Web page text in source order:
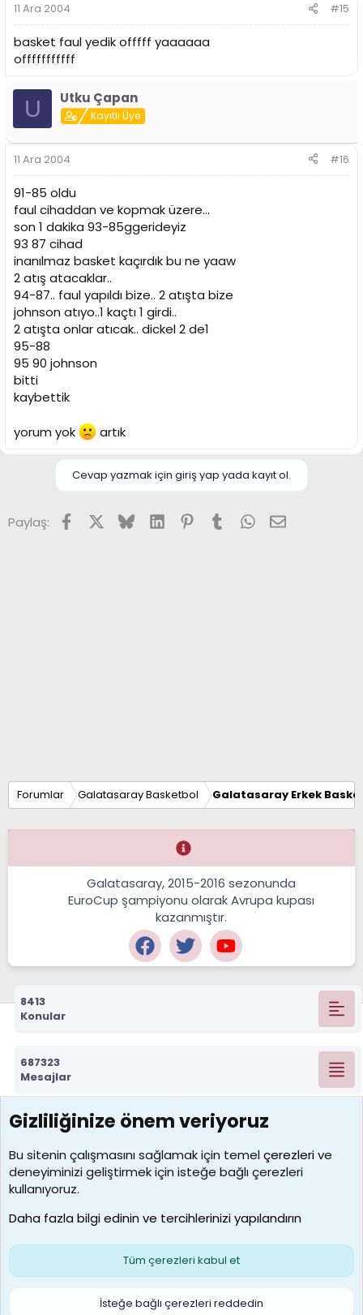
11 Ara 2004 #15
basket faul yedik offfff yaaaaaa
offfffffffff
U Utku Çapan
Kayıtlı Üye
11 Ara 2004 #16
91-85 oldu
faul cihaddan ve kopmak üzere...
son 1 dakika 93-85ggerideyiz
93 87 cihad
inanılmaz basket kaçırdık bu ne yaaw
2 atış atacaklar..
94-87.. faul yapıldı bize.. 2 atışta bize
johnson atıyo..1 kaçtı 1 girdi..
2 atışta onlar atıcak.. dickel 2 de1
95-88
95 90 johnson
bitti
kaybettik
yorum yok artık
Cevap yazmak için giriş yap yada kayıt ol.
Paylaş: FacebookX (Twitter)
BlueskyLinkedInPinterest
TumblrWhatsApp
E-posta
Forumlar Galatasaray Basketbol Galatasaray Erkek
Galatasaray, 2015-2016 sezonunda
EuroCup şampiyonu olarak Avrupa kupası
kazanmıştır.
8413
Konular
687323
Mesajlar
7390
Kullanıcılar
MosesBrownHayranı
Son üye
Çerezler
S
Gizliliğinize önem veriyoruz
Bu sitenin çalışmasını sağlamak için temelçerezlerive
deneyiminizi geliştirmek için isteğe bağlı çerezleri
kullanıyoruz.
Daha fazla bilgi edinin ve tercihlerinizi yapılandırın
Tüm çerezleri kabul et
İsteğe bağlı çerezleri reddedin